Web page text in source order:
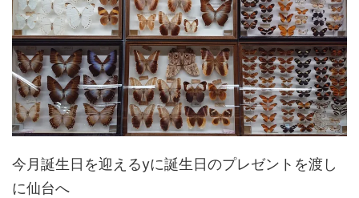
今月誕生日を迎えるyに誕生日のプレゼントを渡し
に仙台へ